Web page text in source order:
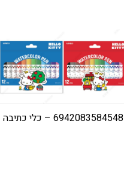
6942083584548 – כלי כתיבה